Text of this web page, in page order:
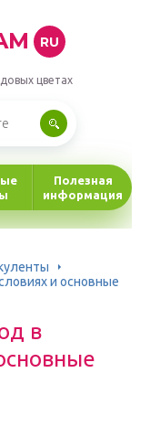
RU
цветах
Полезная
информация
и основные
в